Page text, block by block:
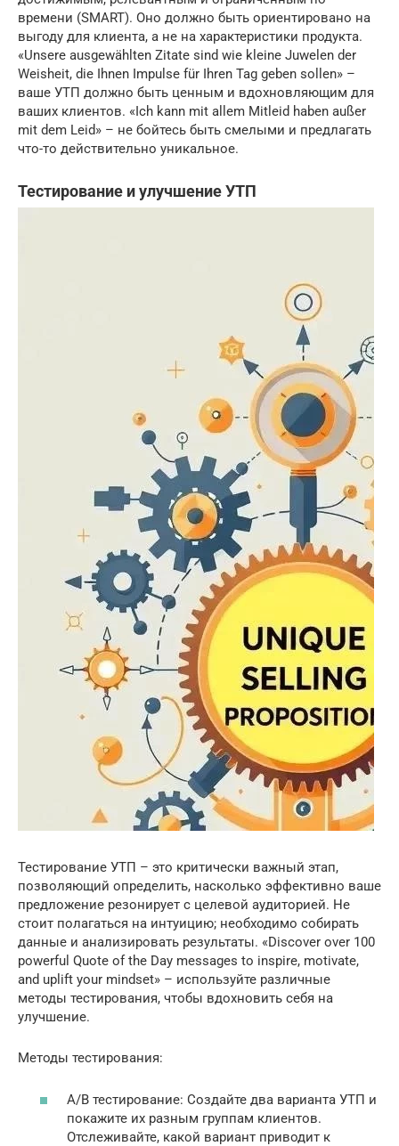
времени (SMART). Оно должно быть ориентировано на
выгоду для клиента, а не на характеристики продукта.
«Unsere ausgewählten Zitate sind wie kleine Juwelen der
Weisheit, die Ihnen Impulse für Ihren Tag geben sollen» –
ваше УТП должно быть ценным и вдохновляющим для
ваших клиентов. «Ich kann mit allem Mitleid haben außer
mit dem Leid» – не бойтесь быть смелыми и предлагать
что-то действительно уникальное.
Тестирование и улучшение УТП
Тестирование УТП – это критически важный этап,
позволяющий определить, насколько эффективно ваше
предложение резонирует с целевой аудиторией. Не
стоит полагаться на интуицию; необходимо собирать
данные и анализировать результаты. «Discover over 100
powerful Quote of the Day messages to inspire, motivate,
and uplift your mindset» – используйте различные
методы тестирования, чтобы вдохновить себя на
улучшение.
Методы тестирования:
A/B тестирование: Создайте два варианта УТП и
покажите их разным группам клиентов.
Отслеживайте, какой вариант приводит к